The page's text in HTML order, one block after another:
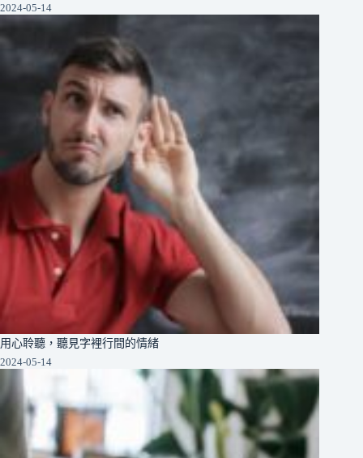
2024-05-14
用心聆聽，聽見字裡行間的情緒
2024-05-14